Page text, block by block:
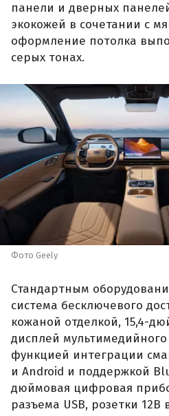
панели и дверных
экокожей в сочетании с
оформление потолка
серых тонах.
Фото Geely
Стандартным
система бесключевого
кожаной отделкой, 15,4-
дисплей
функцией интеграции
и Android и поддержкой
дюймовая цифровая
разъема USB, розетки 12В